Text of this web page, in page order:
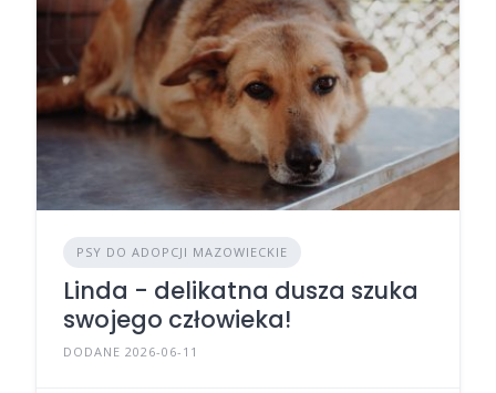
PSY DO ADOPCJI MAZOWIECKIE
Linda - delikatna dusza szuka
swojego człowieka!
DODANE 2026-06-11